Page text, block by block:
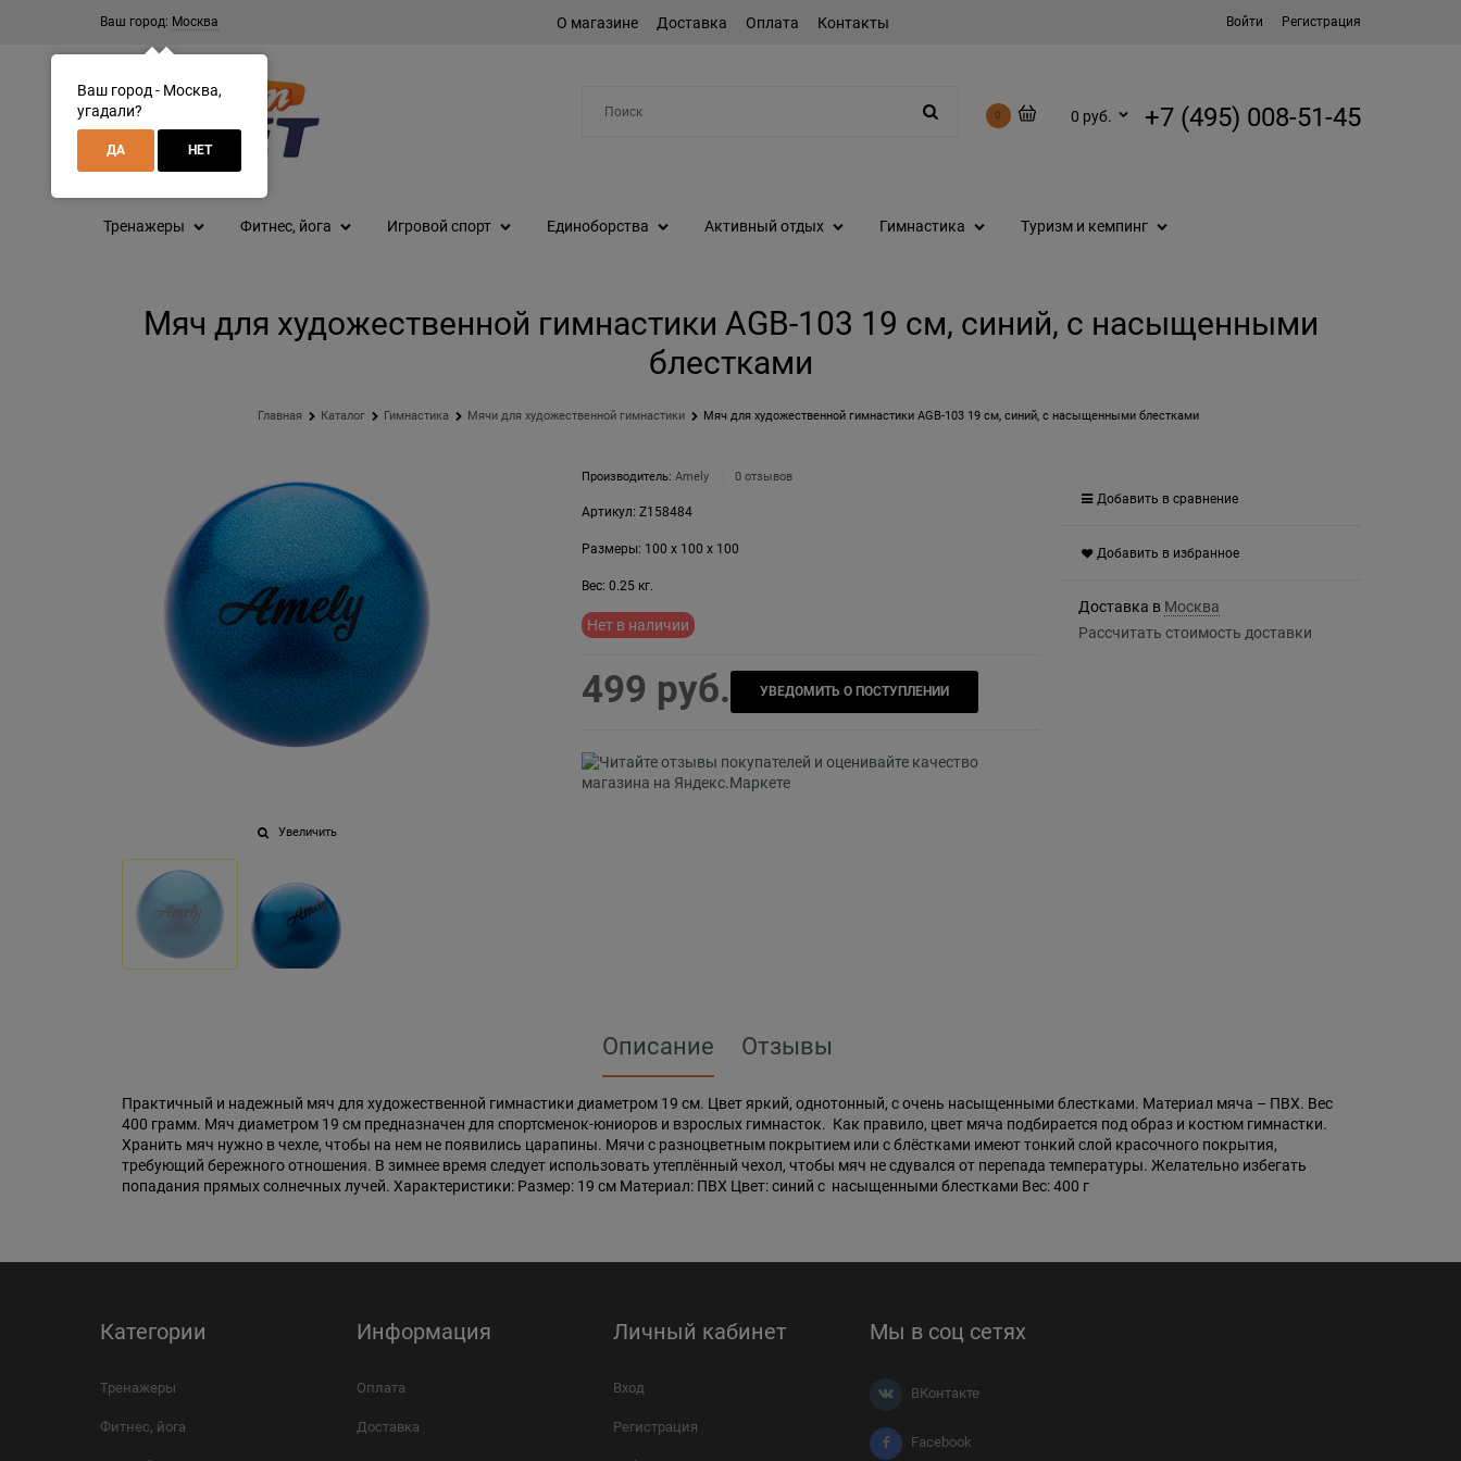
Ваш город: Москва О магазине Доставка Оплата Контакты Войти Регистрация
0 0 руб. +7 (495) 008-51-45
Тренажеры Фитнес, йога Игровой спорт Единоборства Активный отдых Гимнастика Туризм и кемпинг
Мяч для художественной гимнастики AGB-103 19 см, синий, с насыщенными
блестками
Главная Каталог Гимнастика Мячи для художественной гимнастики Мяч для художественной гимнастики AGB-103 19 см, синий, с насыщенными блестками
Увеличить
Производитель: Amely 0 отзывов
Артикул: Z158484
Размеры: 100 x 100 x 100
Вес: 0.25кг.
Нет в наличии
499 руб. УВЕДОМИТЬ О ПОСТУПЛЕНИИ
Добавить в сравнение
Добавить в избранное
Доставка в Москва
Рассчитать стоимость доставки
Описание Отзывы
Практичный и надежный мяч для художественной гимнастики диаметром 19 см. Цвет яркий, однотонный, с очень насыщенными блестками. Материал мяча – ПВХ. Вес
400 грамм. Мяч диаметром 19 см предназначен для спортсменок-юниоров и взрослых гимнасток. Как правило, цвет мяча подбирается под образ и костюм гимнастки.
Хранить мяч нужно в чехле, чтобы на нем не появились царапины. Мячи с разноцветным покрытием или с блёстками имеют тонкий слой красочного покрытия,
требующий бережного отношения. В зимнее время следует использовать утеплённый чехол, чтобы мяч не сдувался от перепада температуры. Желательно избегать
попадания прямых солнечных лучей. Характеристики: Размер: 19 см Материал: ПВХ Цвет: синий с насыщенными блестками Вес: 400 г
Категории
Тренажеры
Фитнес, йога
Информация
Оплата
Доставка
Личный кабинет
Вход
Регистрация
Мы в соц сетях
ВКонтакте
Facebook
Ваш город - Москва,
угадали?
ДА НЕТ